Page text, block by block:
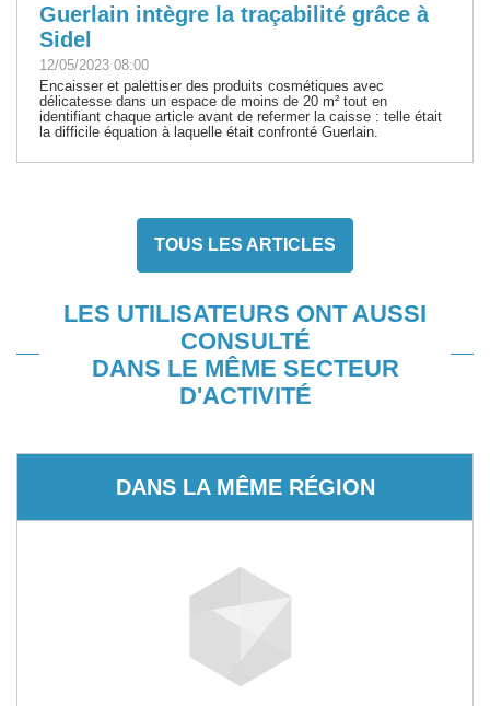
Guerlain intègre la traçabilité grâce à
Sidel
12/05/2023 08:00
Encaisser et palettiser des produits cosmétiques avec
délicatesse dans un espace de moins de 20 m² tout en
identifiant chaque article avant de refermer la caisse : telle était
la difficile équation à laquelle était confronté Guerlain.
TOUS LES ARTICLES
LES UTILISATEURS ONT AUSSI
CONSULTÉ
DANS LE MÊME SECTEUR
D'ACTIVITÉ
DANS LA MÊME RÉGION